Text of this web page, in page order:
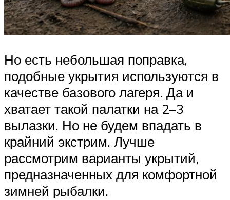
Но есть небольшая поправка,
подобные укрытия используются в
качестве базового лагеря. Да и
хватает такой палатки на 2–3
вылазки. Но не будем впадать в
крайний экстрим. Лучше
рассмотрим варианты укрытий,
предназначенных для комфортной
зимней рыбалки.